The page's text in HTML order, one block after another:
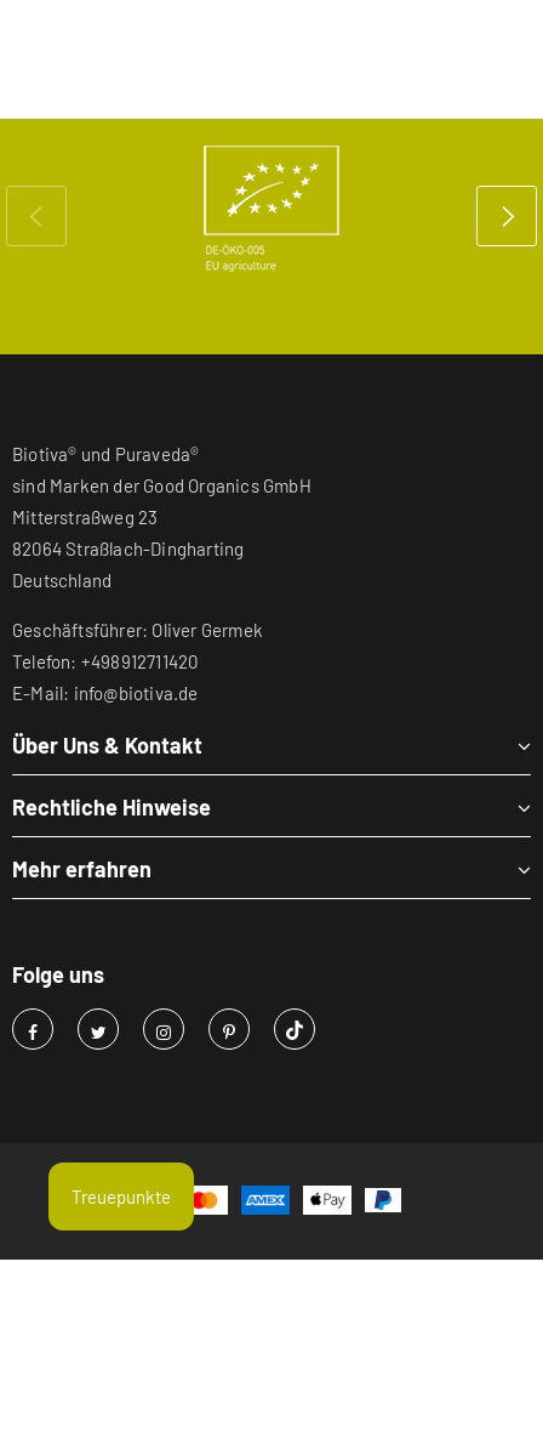
Biotiva® und Puraveda®
sind Marken der Good Organics GmbH
Mitterstraßweg 23
82064 Straßlach-Dingharting
Deutschland
Geschäftsführer: Oliver Germek
Telefon: +498912711420
E-Mail: info@biotiva.de
Über Uns & Kontakt
Rechtliche Hinweise
Mehr erfahren
Folge uns
Treuepunkte